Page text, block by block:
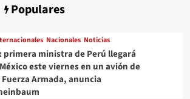
Populares
Nacionales Noticias
primera ministra de Perú llegará
este viernes en un avión de
Fuerza Armada, anuncia